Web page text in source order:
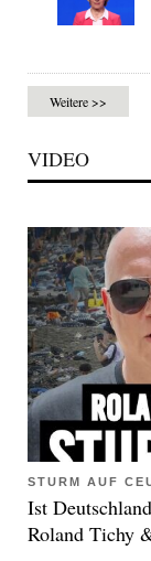
Weitere >>
VIDEO
STURM AUF
Ist
Roland Tichy